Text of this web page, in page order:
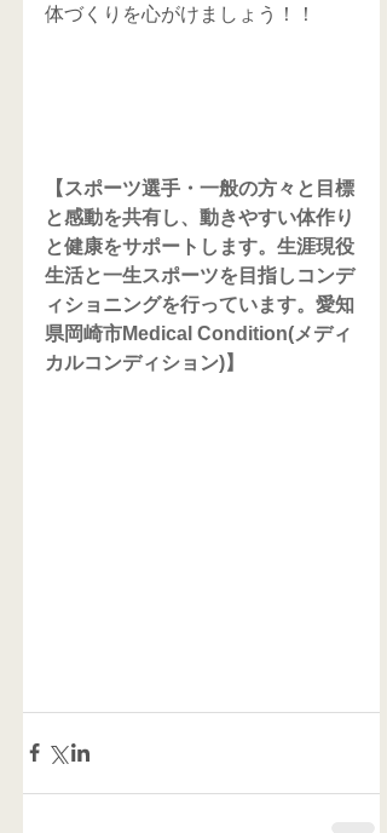
体づくりを心がけましょう！！
【スポーツ選手・一般の方々と目標
と感動を共有し、動きやすい体作り
と健康をサポートします。生涯現役
生活と一生スポーツを目指しコンデ
ィショニングを行っています。愛知
県岡崎市Medical Condition(メディ
カルコンディション)】